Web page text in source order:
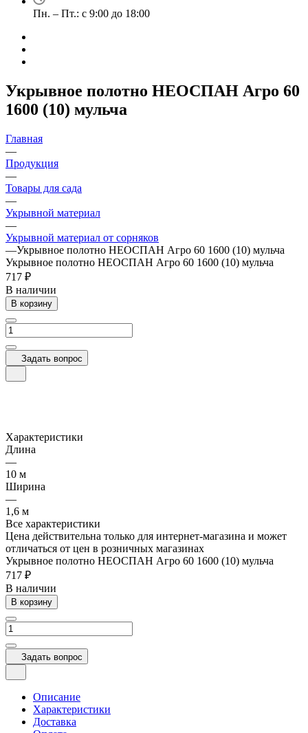
Пн. – Пт.: с 9:00 до 18:00
Укрывное полотно НЕОСПАН Агро 60
1600 (10) мульча
Главная
—
Продукция
—
Товары для сада
—
Укрывной материал
—
Укрывной материал от сорняков
—Укрывное полотно НЕОСПАН Агро 60 1600 (10) мульча
Укрывное полотно НЕОСПАН Агро 60 1600 (10) мульча
717 ₽
В наличии
В корзину
Задать вопрос
Характеристики
Длина
—
10 м
Ширина
—
1,6 м
Все характеристики
Цена действительна только для интернет-магазина и может
отличаться от цен в розничных магазинах
Укрывное полотно НЕОСПАН Агро 60 1600 (10) мульча
717 ₽
В наличии
В корзину
Задать вопрос
Описание
Характеристики
Доставка